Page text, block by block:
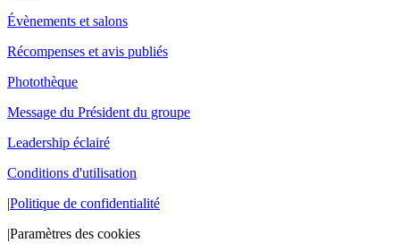
Évènements et salons
Récompenses et avis publiés
Photothèque
Message du Président du groupe
Leadership éclairé
Conditions d'utilisation
|Politique de confidentialité
|Paramètres des cookies